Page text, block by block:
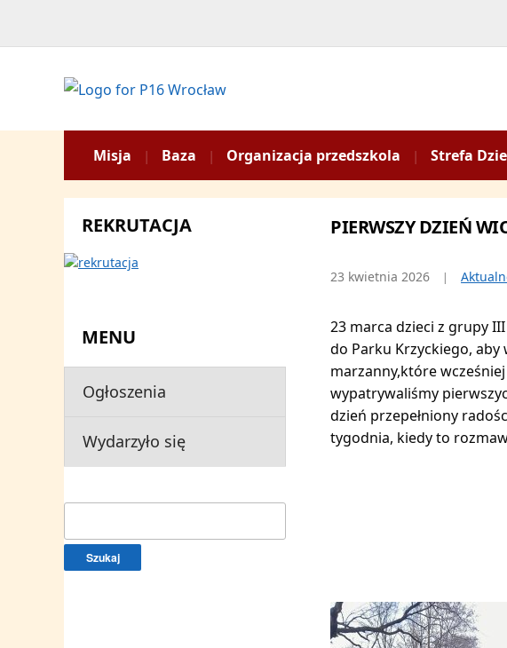
Misja Baza Organizacja przedszkola Strefa
REKRUTACJA
MENU
Ogłoszenia
Wydarzyło się
PIERWSZY DZIEŃ
23 kwietnia 2026
23 marca dzieci z grupy
do Parku Krzyckiego,
marzanny,które
wypatrywaliśmy
dzień przepełniony
tygodnia, kiedy to